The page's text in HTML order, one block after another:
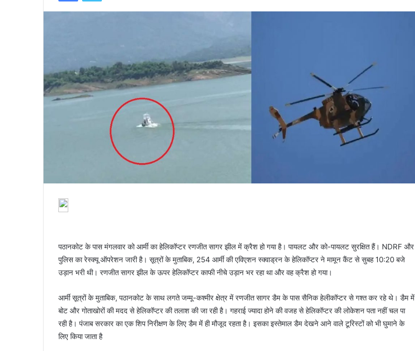
पठानकोट के पास मंगलवार को आर्मी का हेलिकॉप्टर रणजीत सागर झील में क्रैश हो गया है। पायलट और को-पायलट सुरक्षित हैं। NDRF और
पुलिस का रेस्क्यू ऑपरेशन जारी है। सूत्रों के मुताबिक, 254 आर्मी की एविएशन स्क्वाड्रन के हेलिकॉप्टर ने मामून कैंट से सुबह 10:20 बजे
उड़ान भरी थी। रणजीत सागर झील के ऊपर हेलिकॉप्टर काफी नीचे उड़ान भर रहा था और वह क्रैश हो गया।
आर्मी सूत्रों के मुताबिक, पठानकोट के साथ लगते जम्मू-कश्मीर क्षेत्र में रणजीत सागर डैम के पास सैनिक हेलीकॉप्टर से गश्त कर रहे थे। डैम में
बोट और गोताखोरों की मदद से हेलिकॉप्टर की तलाश की जा रही है। गहराई ज्यादा होने की वजह से हेलिकॉप्टर की लोकेशन पता नहीं चल पा
रही है। पंजाब सरकार का एक शिप निरीक्षण के लिए डैम में ही मौजूद रहता है। इसका इस्तेमाल डैम देखने आने वाले टूरिस्टों को भी घुमाने के
लिए किया जाता है